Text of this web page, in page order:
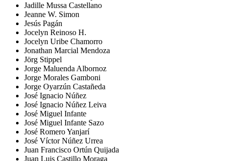
Jadille Mussa Castellano
Jeanne W. Simon
Jesús Pagán
Jocelyn Reinoso H.
Jocelyn Uribe Chamorro
Jonathan Marcial Mendoza
Jörg Stippel
Jorge Maluenda Albornoz
Jorge Morales Gamboni
Jorge Oyarzún Castañeda
José Ignacio Núñez
José Ignacio Núñez Leiva
José Miguel Infante
José Miguel Infante Sazo
José Romero Yanjarí
José Víctor Núñez Urrea
Juan Francisco Ortún Quijada
Juan Luis Castillo Moraga